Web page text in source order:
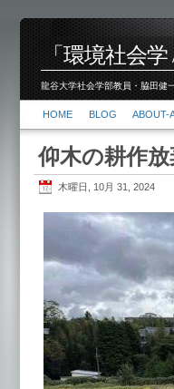
「環境社会
龍谷大学社会学部教員・脇田健
HOME BLOG ABOUT-
仰木の耕作
木曜日, 10月 31, 2024